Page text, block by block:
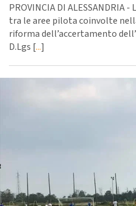
PROVINCIA DI ALESSANDRIA
tra le aree pilota coinvolte
riforma dell’accertamento
D.Lgs [...]